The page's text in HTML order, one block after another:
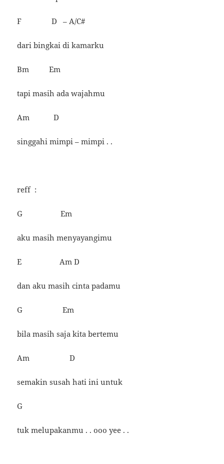
F D – A/C#
dari bingkai di kamarku
Bm Em
tapi masih ada wajahmu
Am D
singgahi mimpi – mimpi . .
reff :
G Em
aku masih menyayangimu
E Am D
dan aku masih cinta padamu
G Em
bila masih saja kita bertemu
Am D
semakin susah hati ini untuk
G
tuk melupakanmu . . ooo yee . .